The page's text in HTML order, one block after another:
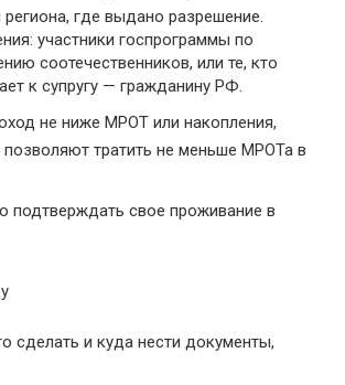
где выдано разрешение.
участники госпрограммы по
соотечественников, или те, кто
к супругу — гражданину РФ.
не ниже МРОТ или накопления,
тратить не меньше МРОТа в
подтверждать свое проживание в
сделать и куда нести документы,